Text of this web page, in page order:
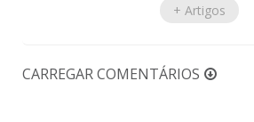
+ Artigos
CARREGAR COMENTÁRIOS